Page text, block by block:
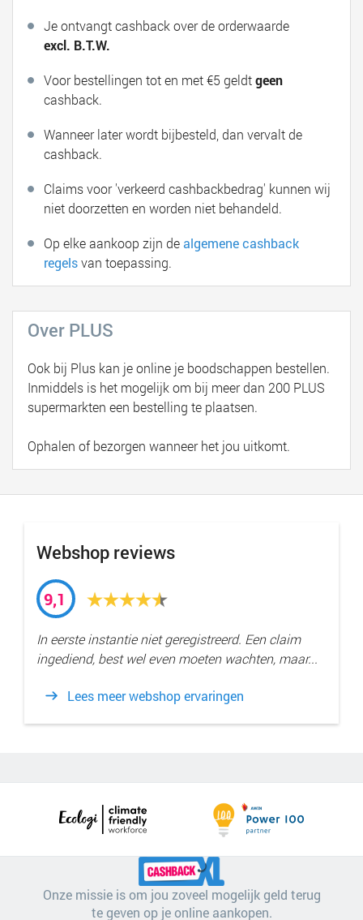
Je ontvangt cashback over de orderwaarde
excl. B.T.W.
Voor bestellingen tot en met €5 geldtgeen
cashback.
Wanneer later wordt bijbesteld, dan vervalt de
cashback.
Claims voor 'verkeerd cashbackbedrag' kunnen wij
niet doorzetten en worden niet behandeld.
Op elke aankoop zijn dealgemene cashback
regelsvan toepassing.
Over PLUS
Ook bij Plus kan je online je boodschappen bestellen.
Inmiddels is het mogelijk om bij meer dan 200 PLUS
supermarkten een bestelling te plaatsen.
Ophalen of bezorgen wanneer het jou uitkomt.
Webshop reviews
9,1
In eerste instantie niet geregistreerd. Een claim
ingediend, best wel even moeten wachten, maar...
Lees meer webshop ervaringen
Onze missie is om jou zoveel mogelijk geld terug
te geven op je online aankopen.